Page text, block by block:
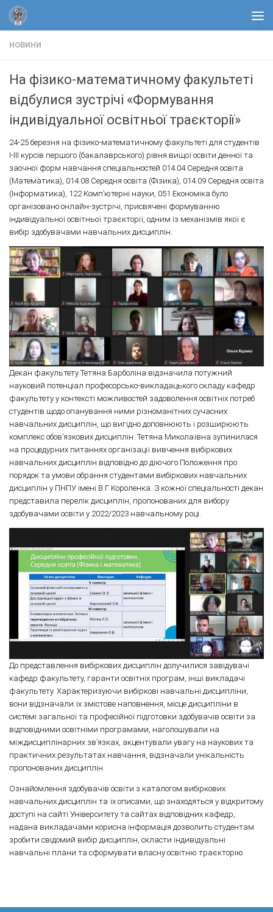
Skip to content
НОВИНИ
На фізико-математичному факультеті
відбулися зустрічі «Формування
індивідуальної освітньої траєкторії»
24-25 березня на фізико-математичному факультеті для студентів
I-III курсів першого (бакалаврського) рівня вищої освіти денної та
заочної форм навчання спеціальностей 014.04 Середня освіта
(Математика), 014.08 Середня освіта (Фізика), 014.09 Середня освіта
(Інформатика), 122 Комп’ютерні науки, 051 Економіка було
організовано онлайн-зустрічі, присвячені формуванню
індивідуальної освітньої траєкторії, одним із механізмів якої є
вибір здобувачами навчальних дисциплін.
Декан факультету Тетяна Барболіна відзначила потужний
науковий потенціал професорсько-викладацького складу кафедр
факультету у контексті можливостей задоволення освітніх потреб
студентів щодо опанування ними різноманітних сучасних
навчальних дисциплін, що вигідно доповнюють і розширюють
комплекс обов’язкових дисциплін. Тетяна Миколаївна зупинилася
на процедурних питаннях організації вивчення вибіркових
навчальних дисциплін відповідно до діючого Положення про
порядок та умови обрання студентами вибіркових навчальних
дисциплін у ПНПУ імені В.Г. Короленка. З кожної спеціальності декан
представила перелік дисциплін, пропонованих для вибору
здобувачами освіти у 2022/2023 навчальному році.
До представлення вибіркових дисциплін долучилися завідувачі
кафедр факультету, гаранти освітніх програм, інші викладачі
факультету. Характеризуючи вибіркові навчальні дисципліни,
вони відзначали їх змістове наповнення, місце дисципліни в
системі загальної та професійної підготовки здобувачів освіти за
відповідними освітніми програмами, наголошували на
міждисциплінарних зв’язках, акцентували увагу на наукових та
практичних результатах навчання, відзначали унікальність
пропонованих дисциплін.
Ознайомлення здобувачів освіти з каталогом вибіркових
навчальних дисциплін та їх описами, що знаходяться у відкритому
доступі на сайті Університету та сайтах відповідних кафедр,
надана викладачами корисна інформація дозволить студентам
зробити свідомий вибір дисциплін, скласти індивідуальні
навчальні плани та сформувати власну освітню траєкторію.